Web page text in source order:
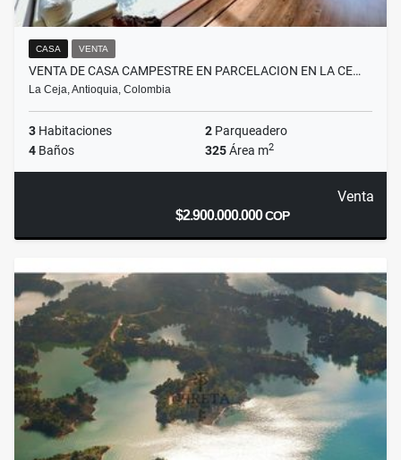
CASA VENTA
VENTA DE CASA CAMPESTRE EN PARCELACION EN LA CE…
La Ceja, Antioquia, Colombia
3 Habitaciones 2 Parqueadero
4 Baños 325Área m2
Venta
$2.900.000.000COP